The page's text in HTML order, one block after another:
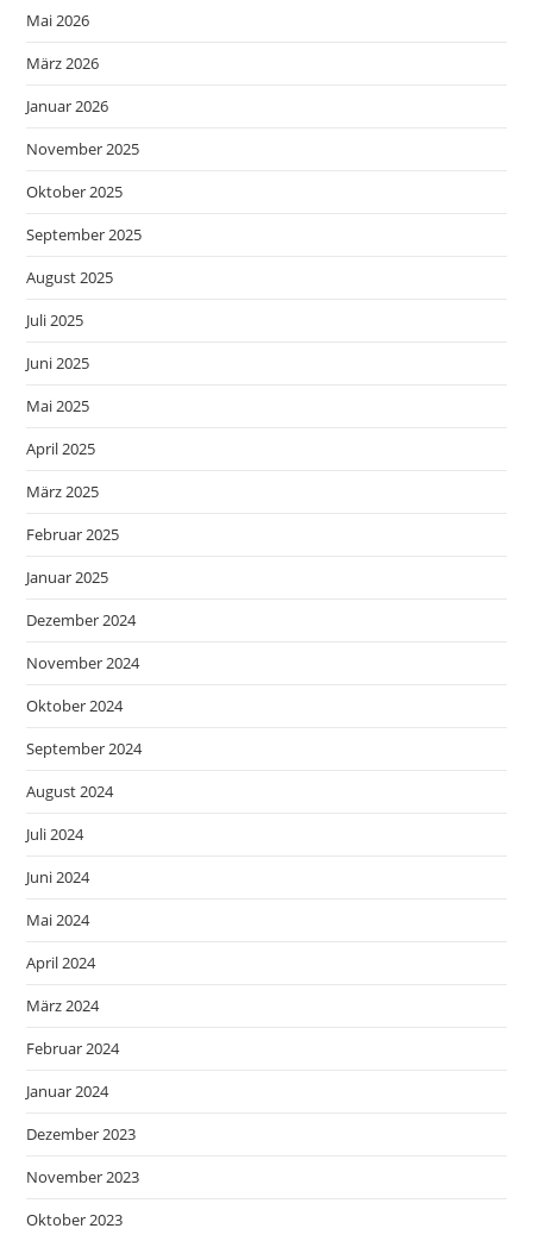
Mai 2026
März 2026
Januar 2026
November 2025
Oktober 2025
September 2025
August 2025
Juli 2025
Juni 2025
Mai 2025
April 2025
März 2025
Februar 2025
Januar 2025
Dezember 2024
November 2024
Oktober 2024
September 2024
August 2024
Juli 2024
Juni 2024
Mai 2024
April 2024
März 2024
Februar 2024
Januar 2024
Dezember 2023
November 2023
Oktober 2023